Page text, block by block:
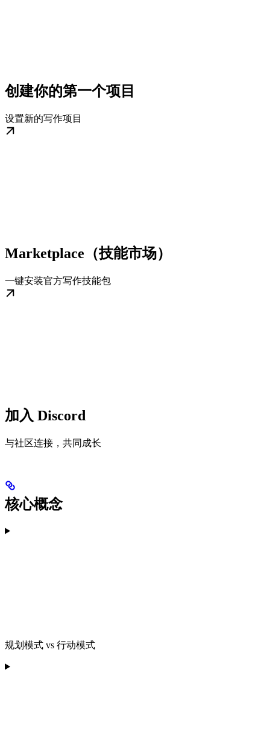
创建你的第一个项目
设置新的写作项目
Marketplace（技能市场）
一键安装官方写作技能包
加入 Discord
与社区连接，共同成长
核心概念
规划模式 vs 行动模式